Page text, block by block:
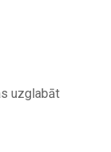
uzglabāt